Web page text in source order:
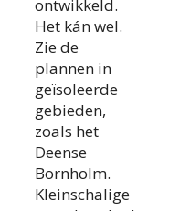
ontwikkeld.
Het kán wel.
Zie de
plannen in
geïsoleerde
gebieden,
zoals het
Deense
Bornholm.
Kleinschalige